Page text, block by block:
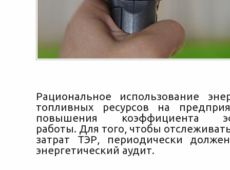
Рациональное использование
топливных ресурсов на
повышения коэффициента
работы. Для того, чтобы
затрат ТЭР, периодически
энергетический аудит.